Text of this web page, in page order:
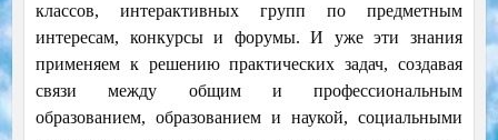
классов, интерактивных групп по предметным
интересам, конкурсы и форумы. И уже эти знания
применяем к решению практических задач, создавая
связи между общим и профессиональным
образованием, образованием и наукой, социальными